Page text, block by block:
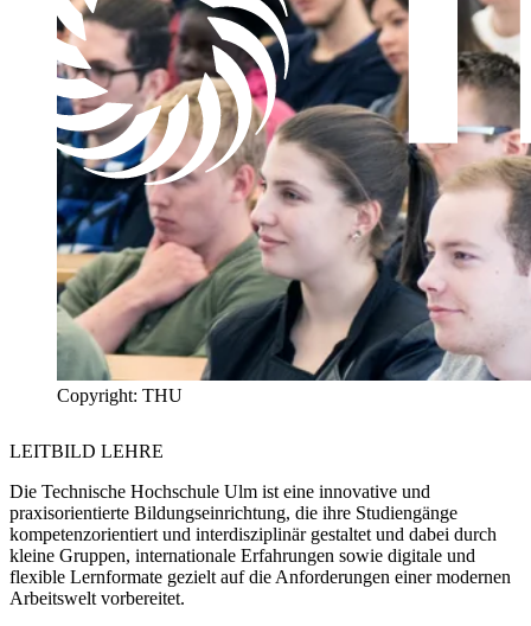
Copyright: THU
LEITBILD LEHRE
Die Technische Hochschule Ulm ist eine innovative und
praxisorientierte Bildungseinrichtung, die ihre Studiengänge
kompetenzorientiert und interdisziplinär gestaltet und dabei durch
kleine Gruppen, internationale Erfahrungen sowie digitale und
flexible Lernformate gezielt auf die Anforderungen einer modernen
Arbeitswelt vorbereitet.